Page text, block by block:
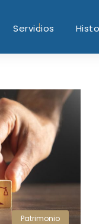
Servicios
Patrimonio